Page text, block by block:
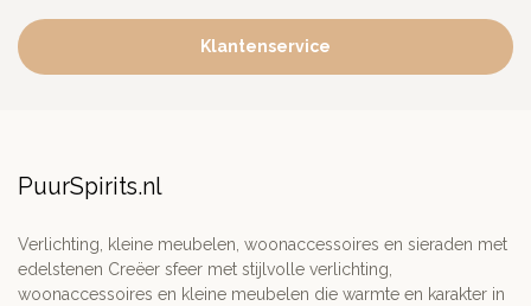
Klantenservice
PuurSpirits.nl
Verlichting, kleine meubelen, woonaccessoires en sieraden met
edelstenen Creëer sfeer met stijlvolle verlichting,
woonaccessoires en kleine meubelen die warmte en karakter in